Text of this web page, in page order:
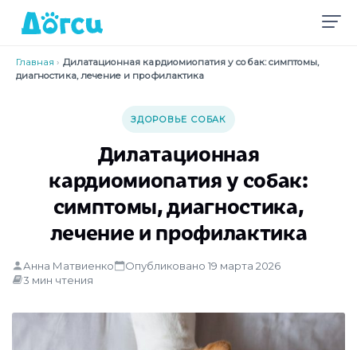
Главная › Дилатационная кардиомиопатия у собак: симптомы,
диагностика, лечение и профилактика
ЗДОРОВЬЕ СОБАК
Дилатационная
кардиомиопатия у собак:
симптомы, диагностика,
лечение и профилактика
Анна Матвиенко
Опубликовано 19 марта 2026
3 мин чтения